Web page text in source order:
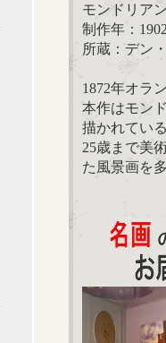
モンドリア
制作年：
所蔵：デン
1872年オラ
本作はモン
描かれてい
25歳まで美
た風景画を